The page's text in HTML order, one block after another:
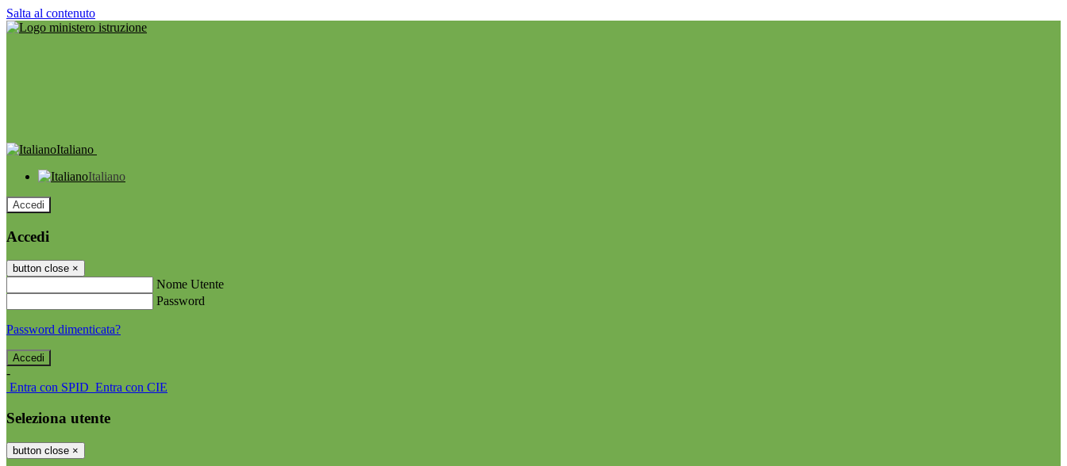
Salta al contenuto
Italiano
Italiano
Accedi
Accedi
button close ×
Nome Utente
Password
Password dimenticata?
-
Entra con SPID Entra con CIE
Seleziona utente
button close ×